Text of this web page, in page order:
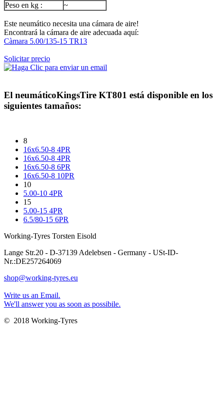
Peso en kg :
~
Este neumático necesita una cámara de aire!
Encontrará la cámara de aire adecuada aquí:
Càmara 5.00/135-15 TR13
Solicitar precio
El neumáticoKingsTire KT801 está disponible en los
siguientes tamaños:
8
16x6.50-8 4PR
16x6.50-8 4PR
16x6.50-8 6PR
16x6.50-8 10PR
10
5.00-10 4PR
15
5.00-15 4PR
6.5/80-15 6PR
Working-Tyres Torsten Eisold
Lange Str.20 - D-37139 Adelebsen - Germany - USt-ID-
Nr.:DE257264069
shop@working-tyres.eu
Write us an Email.
We'll answer you as soon as possibile.
© 2018 Working-Tyres